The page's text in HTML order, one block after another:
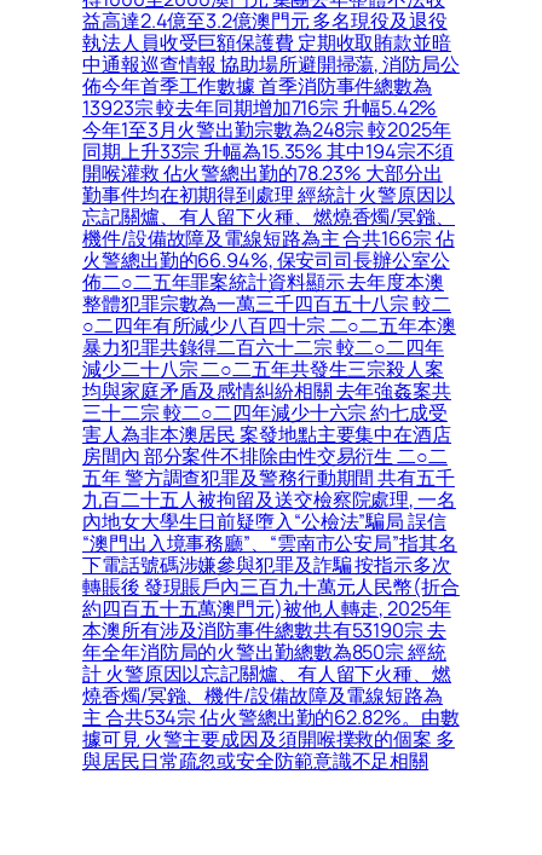
益高達2.4億至3.2億澳門元 多名現役及退役
執法人員收受巨額保護費 定期收取賄款並暗
中通報巡查情報 協助場所避開掃蕩, 消防局公
佈今年首季工作數據 首季消防事件總數為
13923宗 較去年同期增加716宗 升幅5.42%
今年1至3月火警出勤宗數為248宗 較2025年
同期上升33宗 升幅為15.35% 其中194宗不須
開喉灌救 佔火警總出勤的78.23% 大部分出
勤事件均在初期得到處理 經統計 火警原因以
忘記關爐、有人留下火種、燃燒香燭/冥鏹、
機件/設備故障及電線短路為主 合共166宗 佔
火警總出勤的66.94%, 保安司司長辦公室公
佈二○二五年罪案統計資料顯示 去年度本澳
整體犯罪宗數為一萬三千四百五十八宗 較二
○二四年有所減少八百四十宗 二○二五年本澳
暴力犯罪共錄得二百六十二宗 較二○二四年
減少二十八宗 二○二五年共發生三宗殺人案
均與家庭矛盾及感情糾紛相關 去年強姦案共
三十二宗 較二○二四年減少十六宗 約七成受
害人為非本澳居民 案發地點主要集中在酒店
房間內 部分案件不排除由性交易衍生 二○二
五年 警方調查犯罪及警務行動期間 共有五千
九百二十五人被拘留及送交檢察院處理, 一名
內地女大學生日前疑墮入“公檢法”騙局 誤信
“澳門出入境事務廳”、“雲南市公安局”指其名
下電話號碼涉嫌參與犯罪及詐騙 按指示多次
轉賬後 發現賬戶內三百九十萬元人民幣(折合
約四百五十五萬澳門元)被他人轉走, 2025年
本澳所有涉及消防事件總數共有53190宗 去
年全年消防局的火警出勤總數為850宗 經統
計 火警原因以忘記關爐、有人留下火種、燃
燒香燭/冥鏹、機件/設備故障及電線短路為
主 合共534宗 佔火警總出勤的62.82%。由數
據可見 火警主要成因及須開喉撲救的個案 多
與居民日常疏忽或安全防範意識不足相關